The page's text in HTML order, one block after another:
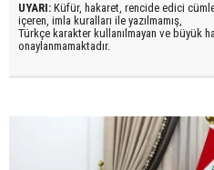
UYARI: Küfür, hakaret, rencide edici
içeren, imla kuralları ile yazılmamış,
Türkçe karakter kullanılmayan ve büyük
onaylanmamaktadır.